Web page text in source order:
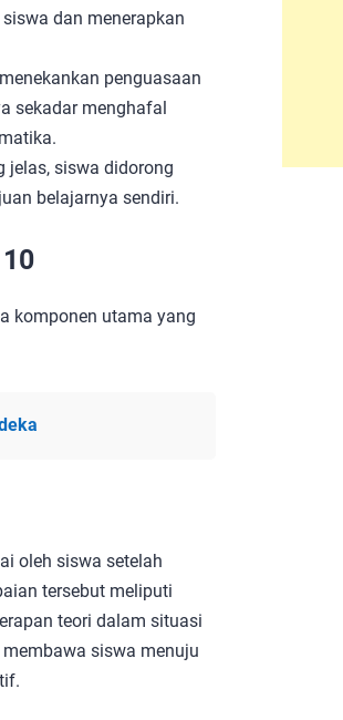
dan menerapkan
penguasaan
sekadar menghafal
jelas, siswa didorong
belajarnya sendiri.
komponen utama yang
oleh siswa setelah
tersebut meliputi
teori dalam situasi
siswa menuju